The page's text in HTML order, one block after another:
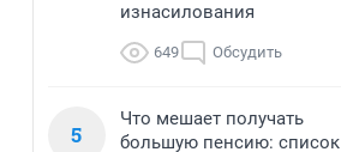
изнасилования
649 Обсудить
5
Что мешает получать
большую пенсию: список